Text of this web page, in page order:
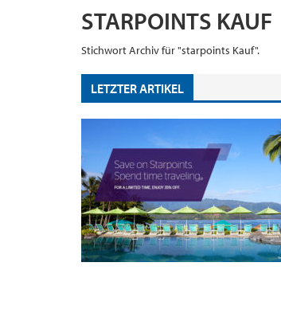
STARPOINTS KAUF
Stichwort Archiv für "starpoints Kauf".
LETZTER ARTIKEL